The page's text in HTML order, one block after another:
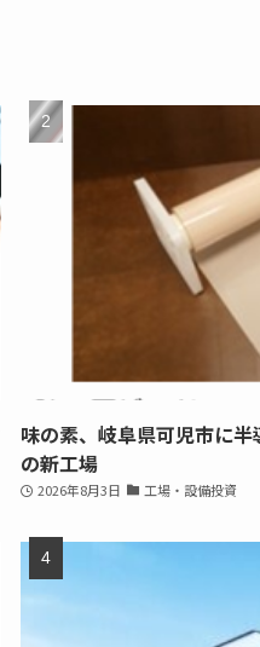
味の素、岐阜県可児市に
の新工場
2026年8月3日 工場・設備投資